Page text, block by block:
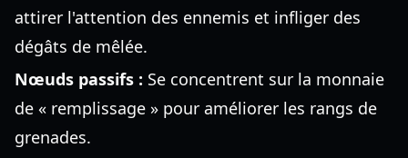
attirer l'attention des ennemis et infliger des
dégâts de mêlée.
Nœuds passifs : Se concentrent sur la monnaie
de « remplissage » pour améliorer les rangs de
grenades.